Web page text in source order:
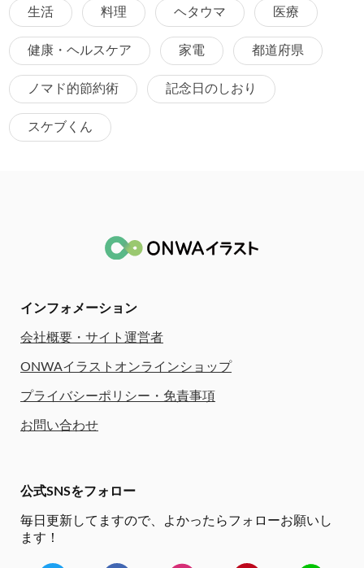
生活 料理 ヘタウマ 医療
健康・ヘルスケア 家電 都道府県
ノマド的節約術 記念日のしおり
スケブくん
インフォメーション
会社概要・サイト運営者
ONWAイラストオンラインショップ
プライバシーポリシー・免責事項
お問い合わせ
公式SNSをフォロー
毎日更新してますので、
よかったらフォローお願いし
ます！